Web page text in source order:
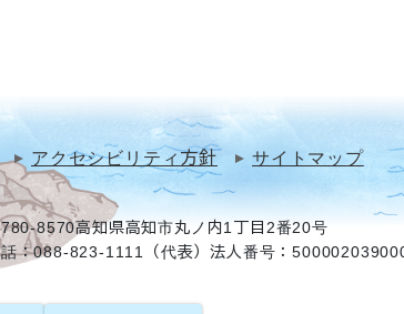
アクセシビリティ方針 サイトマップ
8570高知県高知市丸ノ内1丁目2番20号
：088-823-1111（代表）法人番号：